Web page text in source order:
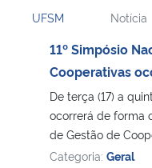
UFSM Notícia
11º Simpósio
Cooperativas
De terça (17) a
ocorrerá de forma
de Gestão de
Categoria: Geral